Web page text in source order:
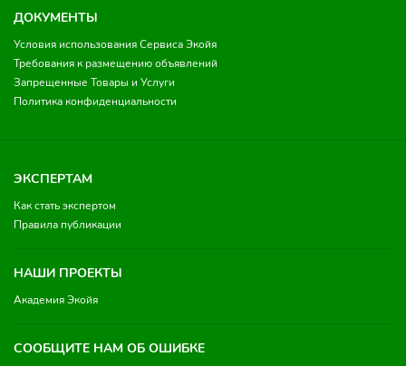
ДОКУМЕНТЫ
Условия использования Сервиса Экойя
Требования к размещению объявлений
Запрещенные Товары и Услуги
Политика конфиденциальности
ЭКСПЕРТАМ
Как стать экспертом
Правила публикации
НАШИ ПРОЕКТЫ
Академия Экойя
СООБЩИТЕ НАМ ОБ ОШИБКЕ